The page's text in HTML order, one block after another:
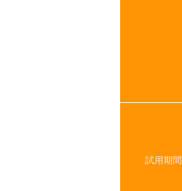
試用期間